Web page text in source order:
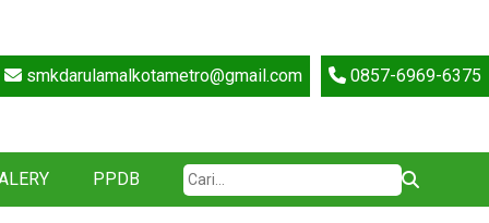
smkdarulamalkotametro@gmail.com 0857-6969-6375
PPDB